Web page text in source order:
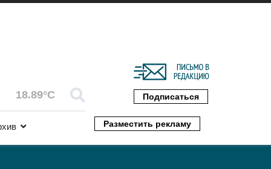
18.89°C Подписаться
Разместить рекламу